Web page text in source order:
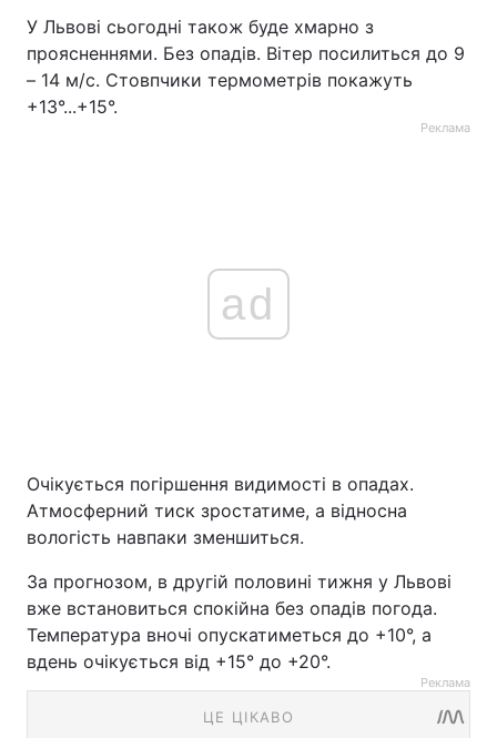
У Львові сьогодні також буде хмарно з
проясненнями. Без опадів. Вітер посилиться до 9
– 14 м/с. Стовпчики термометрів покажуть
+13°...+15°.
Реклама
ad
Очікується погіршення видимості в опадах.
Атмосферний тиск зростатиме, а відносна
вологість навпаки зменшиться.
За прогнозом, в другій половині тижня у Львові
вже встановиться спокійна без опадів погода.
Температура вночі опускатиметься до +10°, а
вдень очікується від +15° до +20°.
Реклама